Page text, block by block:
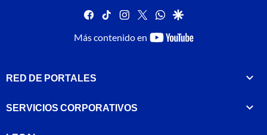
facebook
tiktok instagram
twitterwhatsapp
google
Más contenido en
youtube-
RED DE PORTALES
SERVICIOS CORPORATIVOS